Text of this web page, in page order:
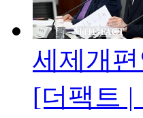
세제개
[더팩트 |